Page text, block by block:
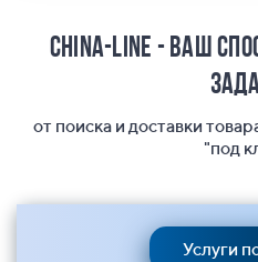
China-Line - ваш
от поиска и доставки
"под
Услуги